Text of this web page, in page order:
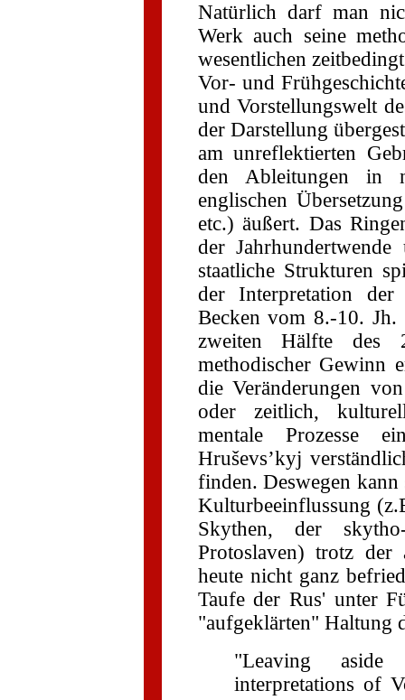
Natürlich darf man
Werk auch seine
wesentlichen
Vor- und
und Vorstellungswelt
der Darstellung
am unreflektierten
den Ableitungen in
englischen
etc.) äußert. Das
der
staatliche Strukturen
der Interpretation
Becken vom 8.-10. Jh.
zweiten Hälfte des
methodischer Gewinn
die Veränderungen
oder zeitlich,
mentale Prozesse
Hruševs’kyj
finden. Deswegen
Kulturbeeinflussung
Skythen, der
Protoslaven) trotz der
heute nicht ganz
Taufe der Rus' unter
"aufgeklärten" Haltung
"Leaving aside
interpretations of